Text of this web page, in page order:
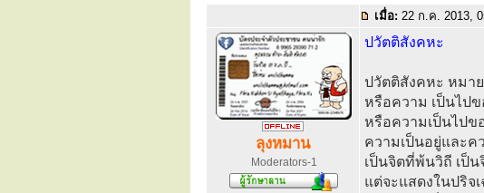
เมื่อ: 22 ก.ค. 2013,
ลุงหมาน
Moderators-1
ปวัตติสังคหะ
ปวัตติสังคหะ หมา
หรือความ เป็นไป
หรือความเป็นไปข
ความเป็นอยู่และค
เป็นจิตที่พ้นวิถี เป็
แต่จะแสดงในปริจ